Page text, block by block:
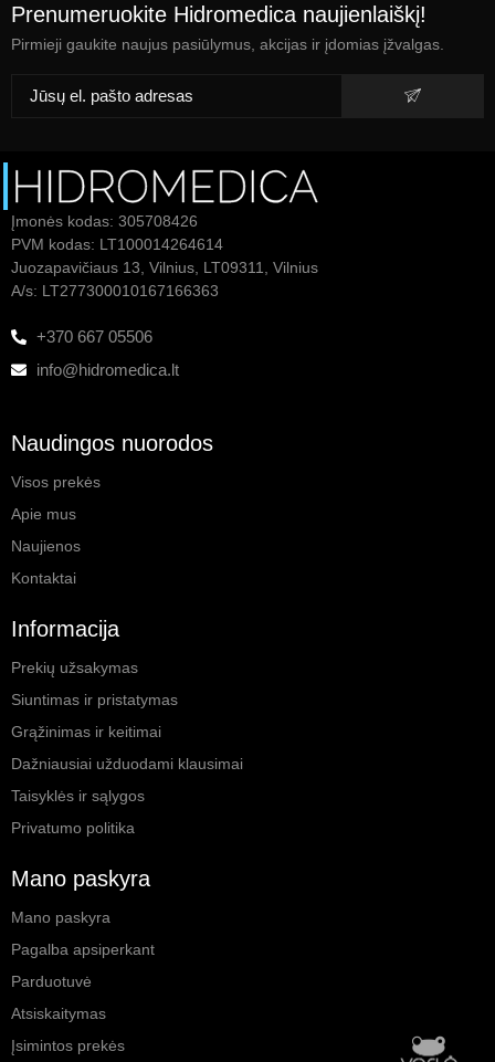
Prenumeruokite Hidromedica naujienlaiškį!
Pirmieji gaukite naujus pasiūlymus, akcijas ir įdomias įžvalgas.
Įmonės kodas: 305708426
PVM kodas: LT100014264614
Juozapavičiaus 13, Vilnius, LT09311, Vilnius
A/s: LT277300010167166363
+370 667 05506
info@hidromedica.lt
Naudingos nuorodos
Visos prekės
Apie mus
Naujienos
Kontaktai
Informacija
Prekių užsakymas
Siuntimas ir pristatymas
Grąžinimas ir keitimai
Dažniausiai užduodami klausimai
Taisyklės ir sąlygos
Privatumo politika
Mano paskyra
Mano paskyra
Pagalba apsiperkant
Parduotuvė
Atsiskaitymas
Įsimintos prekės